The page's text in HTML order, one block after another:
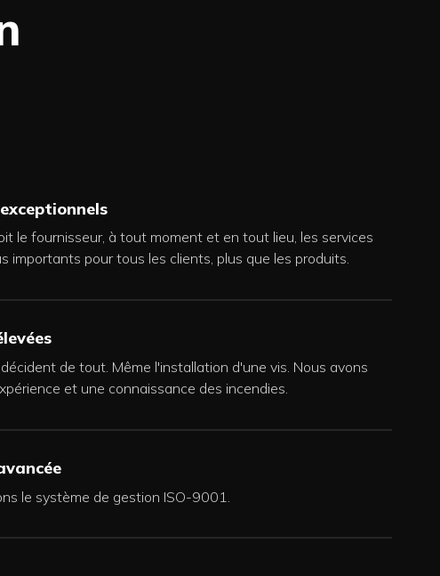
le fournisseur, à tout moment et en tout lieu, les services
importants pour tous les clients, plus que les produits.
de tout. Même l'installation d'une vis. Nous avons
et une connaissance des incendies.
le système de gestion ISO-9001.